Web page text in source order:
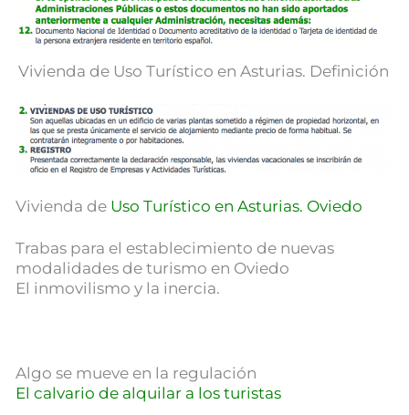
Vivienda de Uso Turístico en Asturias. Definición
Vivienda de Uso Turístico en Asturias. Oviedo
Trabas para el establecimiento de nuevas
modalidades de turismo en Oviedo
El inmovilismo y la inercia.
Algo se mueve en la regulación
El calvario de alquilar a los turistas